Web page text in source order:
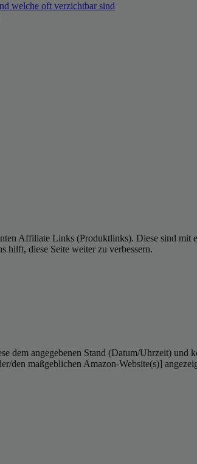
welche oft verzichtbar sind
Affiliate Links (Produktlinks). Diese sind
hilft, diese Seite weiter zu verbessern.
dem angegebenen Stand (Datum/Uhrzeit)
den maßgeblichen Amazon-Website(s)]